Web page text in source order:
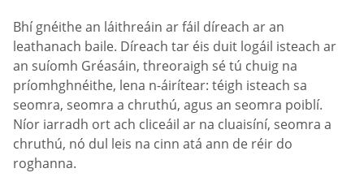
Bhí gnéithe an láithreáin ar fáil díreach ar an
leathanach baile. Díreach tar éis duit logáil isteach ar
an suíomh Gréasáin, threoraigh sé tú chuig na
príomhghnéithe, lena n-áirítear: téigh isteach sa
seomra, seomra a chruthú, agus an seomra poiblí.
Níor iarradh ort ach cliceáil ar na cluaisíní, seomra a
chruthú, nó dul leis na cinn atá ann de réir do
roghanna.